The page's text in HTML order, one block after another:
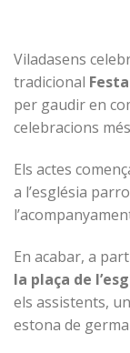
Viladasens
tradicional
per gaudir en
celebracions
Els actes
a l’església
En acabar, a
la plaça de
els assistents,
estona de